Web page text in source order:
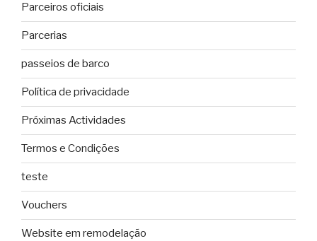
Parceiros oficiais
Parcerias
passeios de barco
Política de privacidade
Próximas Actividades
Termos e Condições
teste
Vouchers
Website em remodelação